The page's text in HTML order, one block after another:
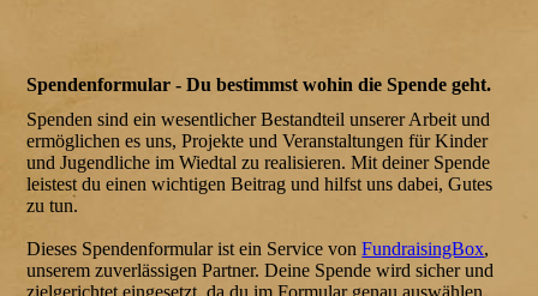
Spendenformular - Du bestimmst wohin die Spende geht.
Spenden sind ein wesentlicher Bestandteil unserer Arbeit und
ermöglichen es uns, Projekte und Veranstaltungen für Kinder
und Jugendliche im Wiedtal zu realisieren. Mit deiner Spende
leistest du einen wichtigen Beitrag und hilfst uns dabei, Gutes
zu tun.
Dieses Spendenformular ist ein Service vonFundraisingBox,
unserem zuverlässigen Partner. Deine Spende wird sicher und